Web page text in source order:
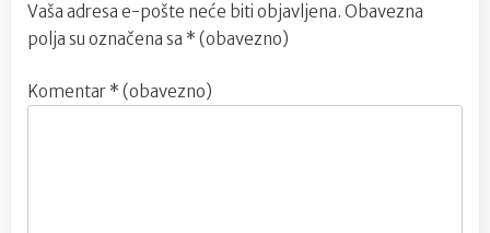
Vaša adresa e-pošte neće biti objavljena. Obavezna
polja su označena sa * (obavezno)
Komentar * (obavezno)